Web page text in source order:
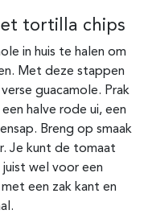
tortilla chips
in huis te halen om
Met deze stappen
guacamole. Prak
halve rode ui, een
Breng op smaak
Je kunt de tomaat
wel voor een
een zak kant en